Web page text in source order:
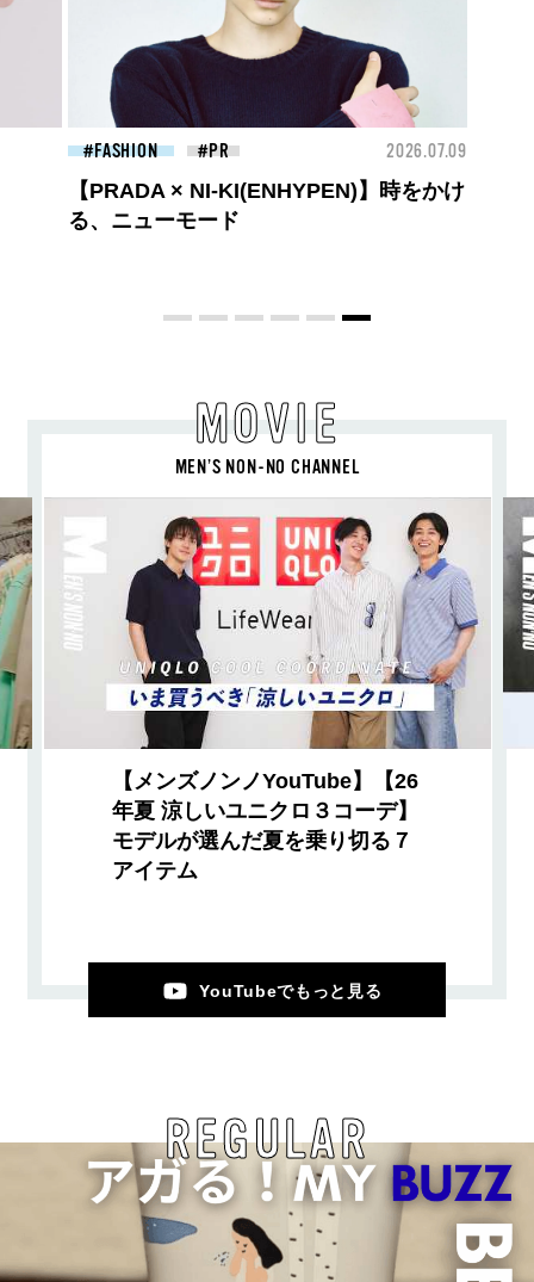
BEAUTY 2026.07.09
夏のパーマ、さらにあか抜け。N.（エヌ
ドット）のスタイリングアイテムで作る
MOVIE
MEN’S NON-NO CHANNEL
【メンズノンノYouTube】【26
年夏 涼しいユニクロ３コーデ】
モデルが選んだ夏を乗り切る７
アイテム
YouTubeでもっと見る
REGULAR